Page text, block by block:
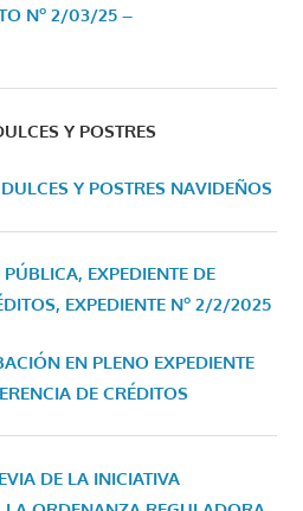
Nº 2/03/25 –
Y POSTRES
Y POSTRES NAVIDEÑOS
EXPEDIENTE DE
EXPEDIENTE Nº 2/2/2025
EN PLENO EXPEDIENTE
DE CRÉDITOS
DE LA INICIATIVA